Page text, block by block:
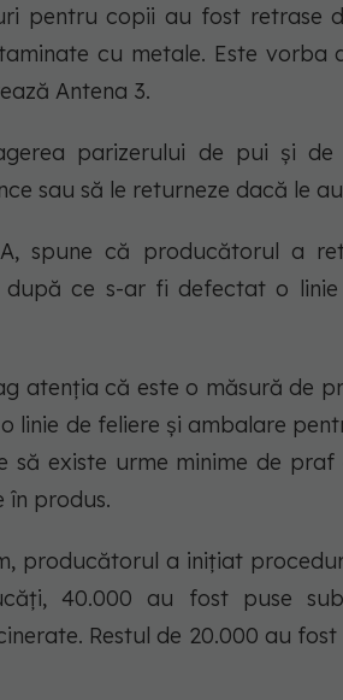
pentru copii au fost retrase
cu metale. Este vorba
Antena 3.
parizerului de pui și
sau să le returneze dacă le
spune că producătorul a
după ce s-ar fi defectat o
atenția că este o măsură de
linie de feliere și ambalare
existe urme minime de
în produs.
producătorul a inițiat
40.000 au fost puse
Restul de 20.000 au